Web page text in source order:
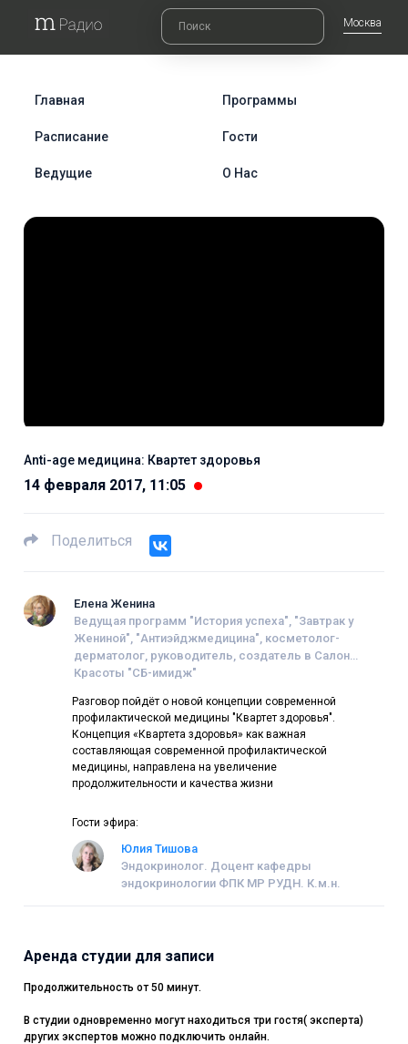
Москва
Главная Программы
Расписание Гости
Ведущие О Нас
Anti-age медицина: Квартет здоровья
14 февраля 2017, 11:05
Поделиться
Елена Женина
Ведущая программ "История успеха", "Завтрак у
Жениной", "Антиэйджмедицина", косметолог-
дерматолог, руководитель, создатель в Салон
Красоты "СБ-имидж"
Разговор пойдёт о новой концепции современной
профилактической медицины "Квартет здоровья".
Концепция «Квартета здоровья» как важная
составляющая современной профилактической
медицины, направлена на увеличение
продолжительности и качества жизни
Гости эфира:
Юлия Тишова
Эндокринолог. Доцент кафедры
эндокринологии ФПК МР РУДН. К.м.н.
Аренда студии для записи
Продолжительность от 50 минут.
В студии одновременно могут находиться три гостя( эксперта)
других экспертов можно подключить онлайн.